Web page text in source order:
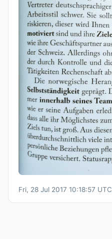
Fri, 28 Jul 2017 10:18:57 UTC